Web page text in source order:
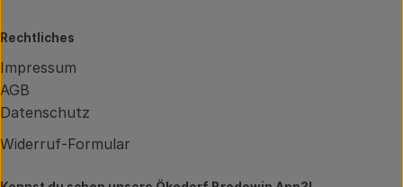
Rechtliches
Impressum
AGB
Datenschutz
Widerruf-Formular